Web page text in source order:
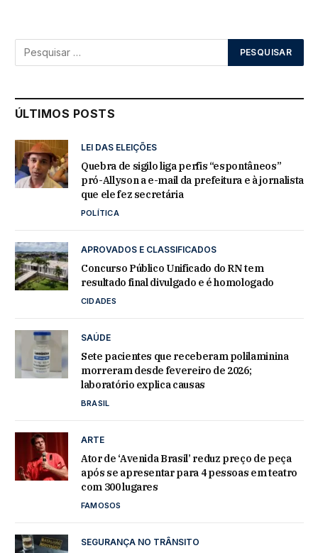
ÚLTIMOS POSTS
LEI DAS ELEIÇÕES
Quebra de sigilo liga perfis “espontâneos”
pró-Allyson a e-mail da prefeitura e à jornalista
que ele fez secretária
POLÍTICA
APROVADOS E CLASSIFICADOS
Concurso Público Unificado do RN tem
resultado final divulgado e é homologado
CIDADES
SAÚDE
Sete pacientes que receberam polilaminina
morreram desde fevereiro de 2026;
laboratório explica causas
BRASIL
ARTE
Ator de ‘Avenida Brasil’ reduz preço de peça
após se apresentar para 4 pessoas em teatro
com 300 lugares
FAMOSOS
SEGURANÇA NO TRÂNSITO